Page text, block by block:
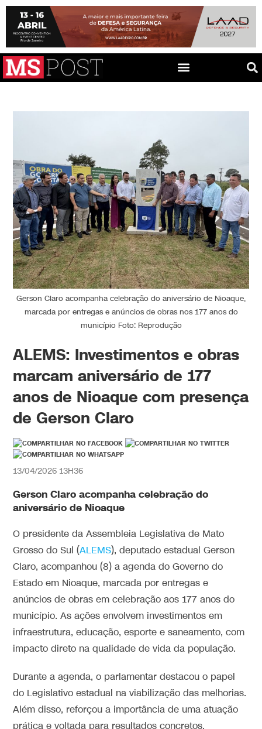
Gerson Claro acompanha celebração do aniversário de Nioaque,
marcada por entregas e anúncios de obras nos 177 anos do
município Foto: Reprodução
ALEMS: Investimentos e obras
marcam aniversário de 177
anos de Nioaque com presença
de Gerson Claro
13/04/2026 13H36
Gerson Claro acompanha celebração do
aniversário de Nioaque
O presidente da Assembleia Legislativa de Mato
Grosso do Sul (ALEMS), deputado estadual Gerson
Claro, acompanhou (8) a agenda do Governo do
Estado em Nioaque, marcada por entregas e
anúncios de obras em celebração aos 177 anos do
município. As ações envolvem investimentos em
infraestrutura, educação, esporte e saneamento, com
impacto direto na qualidade de vida da população.
Durante a agenda, o parlamentar destacou o papel
do Legislativo estadual na viabilização das melhorias.
Além disso, reforçou a importância de uma atuação